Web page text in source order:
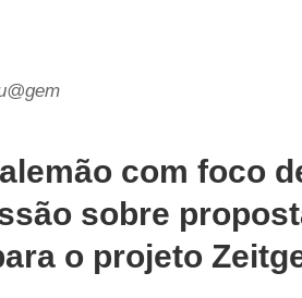
com foco
sobre
o projeto